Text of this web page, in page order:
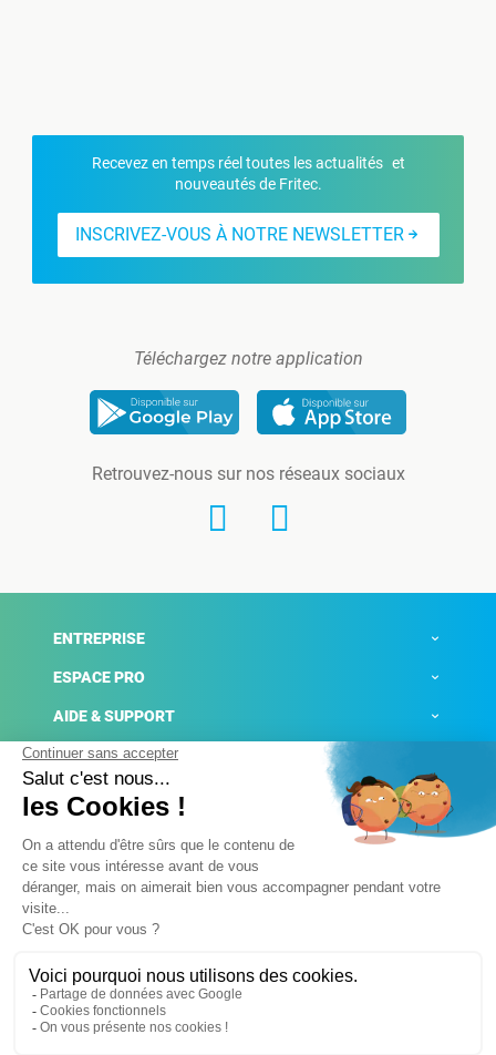
Recevez en temps réel toutes les actualités et
nouveautés de Fritec.
INSCRIVEZ-VOUS À NOTRE NEWSLETTER
Téléchargez notre application
Retrouvez-nous sur nos réseaux sociaux
ENTREPRISE
ESPACE PRO
AIDE & SUPPORT
ACTUALITÉS
Mentions légales
Conditions générales de ventes
Plateforme de signalement